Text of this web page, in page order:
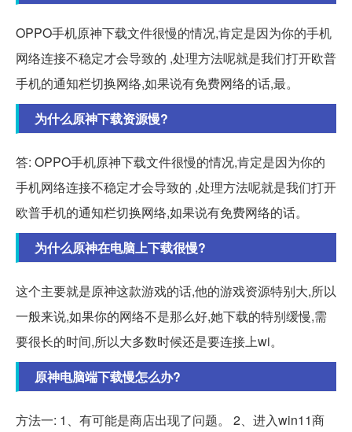
OPPO手机原神下载文件很慢的情况,肯定是因为你的手机
网络连接不稳定才会导致的 ,处理方法呢就是我们打开欧普
手机的通知栏切换网络,如果说有免费网络的话,最。
为什么原神下载资源慢?
答: OPPO手机原神下载文件很慢的情况,肯定是因为你的
手机网络连接不稳定才会导致的 ,处理方法呢就是我们打开
欧普手机的通知栏切换网络,如果说有免费网络的话。
为什么原神在电脑上下载很慢?
这个主要就是原神这款游戏的话,他的游戏资源特别大,所以
一般来说,如果你的网络不是那么好,她下载的特别缓慢,需
要很长的时间,所以大多数时候还是要连接上wi。
原神电脑端下载慢怎么办?
方法一: 1、有可能是商店出现了问题。 2、进入win11商